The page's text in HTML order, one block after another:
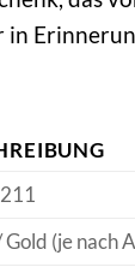
in
(je nach